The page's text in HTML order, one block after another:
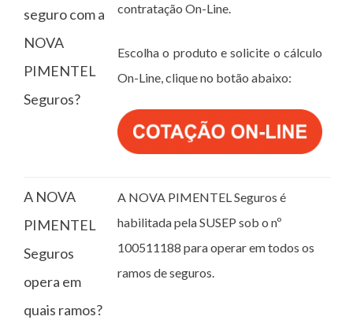
seguro com a
NOVA
PIMENTEL
Seguros?
contratação On-Line.
Escolha o produto e solicite o cálculo
On-Line, clique no botão abaixo:
A NOVA
PIMENTEL
Seguros
opera em
quais ramos?
A NOVA PIMENTEL Seguros é
habilitada pela SUSEP sob o nº
100511188 para operar em todos os
ramos de seguros.